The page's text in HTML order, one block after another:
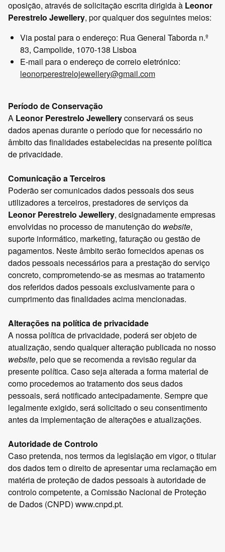
oposição, através de solicitação escrita dirigida à Leonor
Perestrelo Jewellery, por qualquer dos seguintes meios:
Via postal para o endereço: Rua General Taborda n.º
83, Campolide, 1070-138 Lisboa
E-mail para o endereço de correio eletrónico:
leonorperestrelojewellery@gmail.com
Período de Conservação
A Leonor Perestrelo Jewelleryconservará os seus
dados apenas durante o período que for necessário no
âmbito das finalidades estabelecidas na presente política
de privacidade.
Comunicação a Terceiros
Poderão ser comunicados dados pessoais dos seus
utilizadores a terceiros, prestadores de serviços da
Leonor Perestrelo Jewellery, designadamente empresas
envolvidas no processo de manutenção do website,
suporte informático, marketing, faturação ou gestão de
pagamentos. Neste âmbito serão fornecidos apenas os
dados pessoais necessários para a prestação do serviço
concreto, comprometendo-se as mesmas ao tratamento
dos referidos dados pessoais exclusivamente para o
cumprimento das finalidades acima mencionadas.
Alterações na política de privacidade
A nossa política de privacidade, poderá ser objeto de
atualização, sendo qualquer alteração publicada no nosso
website, pelo que se recomenda a revisão regular da
presente política. Caso seja alterada a forma material de
como procedemos ao tratamento dos seus dados
pessoais, será notificado antecipadamente. Sempre que
legalmente exigido, será solicitado o seu consentimento
antes da implementação de alterações e atualizações.
Autoridade de Controlo
Caso pretenda, nos termos da legislação em vigor, o titular
dos dados tem o direito de apresentar uma reclamação em
matéria de proteção de dados pessoais à autoridade de
controlo competente, a Comissão Nacional de Proteção
de Dados (CNPD) www.cnpd.pt.